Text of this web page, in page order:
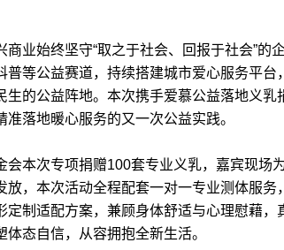
始终坚守“取之于社会、回报于社会”的企
等公益赛道，持续搭建城市爱心服务平台
的公益阵地。本次携手爱慕公益落地义乳
落地暖心服务的又一次公益实践。
本次专项捐赠100套专业义乳，嘉宾现场
，本次活动全程配套一对一专业测体服务
制适配方案，兼顾身体舒适与心理慰藉，
态自信，从容拥抱全新生活。